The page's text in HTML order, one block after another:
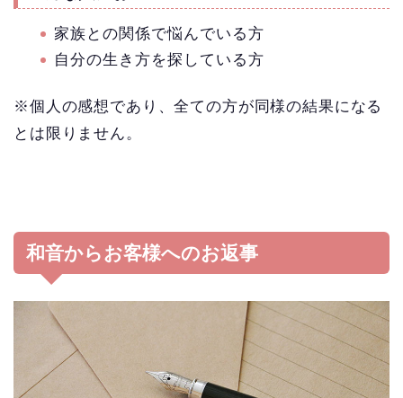
家族との関係で悩んでいる方
自分の生き方を探している方
※個人の感想であり、全ての方が同様の結果になる
とは限りません。
和音からお客様へのお返事